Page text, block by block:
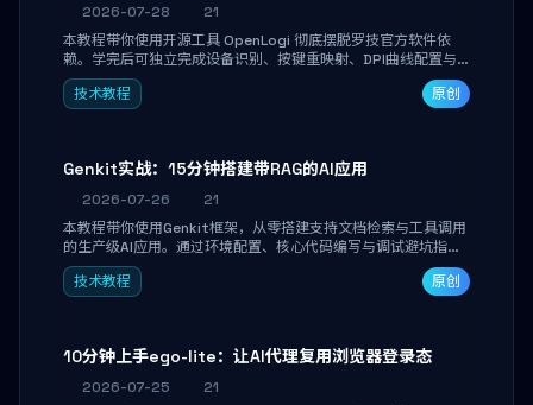
2026-07-28
21
本教程带你使用开源工具 OpenLogi 彻底摆脱罗技官方软件依
赖。学完后可独立完成设备识别、按键重映射、DPI曲线配置与
SmartShift调节，实现完全离线控制，保护隐私并释放硬件性
能。
技术教程 原创
Genkit实战：15分钟搭建带RAG的AI应用
2026-07-26
21
本教程带你使用Genkit框架，从零搭建支持文档检索与工具调用
的生产级AI应用。通过环境配置、核心代码编写与调试避坑指
南，学完即可掌握多模型切换、RAG管道构建及函数调用注册，
独立开发高效AI智能体。
技术教程 原创
10分钟上手ego-lite：让AI代理复用浏览器登录态
2026-07-25
21